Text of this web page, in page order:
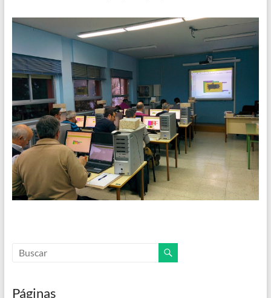
Páginas